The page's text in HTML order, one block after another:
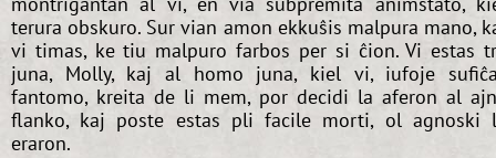
terura obskuro. Sur vian amon ekkuŝis malpura mano,
vi timas, ke tiu malpuro farbos per si ĉion. Vi estas
juna, Molly, kaj al homo juna, kiel vi, iufoje
fantomo, kreita de li mem, por decidi la aferon al
flanko, kaj poste estas pli facile morti, ol agnoski
eraron.